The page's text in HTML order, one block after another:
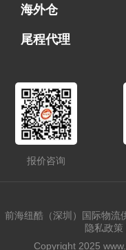
FBA专线直送
超大件专线
AWD专线
电池专线
海外仓
一件代发
FBA中转
贴标换标
拆柜/存储
尾程代理
报价咨询
前海纽酷（深圳）国际物流
隐私政策
Copyright 2025